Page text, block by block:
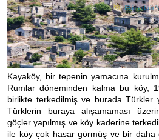
Kayaköy, bir tepenin yamacına
Rumlar döneminden kalma bu köy,
birlikte terkedilmiş ve burada Türkler
Türklerin buraya alışamaması
göçler yapılmış ve köy kaderine
ile köy çok hasar görmüş ve bir daha